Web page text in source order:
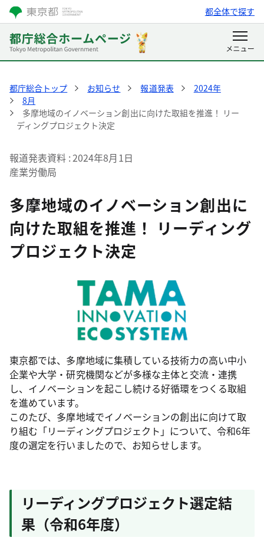
都全体で探す
都庁総合トップ お知らせ 報道発表
2024年
8月
多摩地域のイノベーション創出に向けた取組を推進！ リー
ディングプロジェクト決定
報道発表資料 2024年8月1日
産業労働局
多摩地域のイノベーション創出に
向けた取組を推進！ リーディング
プロジェクト決定
東京都では、多摩地域に集積している技術力の高い中小
企業や大学・研究機関などが多様な主体と交流・連携
し、イノベーションを起こし続ける好循環をつくる取組
を進めています。
このたび、多摩地域でイノベーションの創出に向けて取
り組む「リーディングプロジェクト」について、令和6年
度の選定を行いましたので、お知らせします。
リーディングプロジェクト選定結
果（令和6年度）